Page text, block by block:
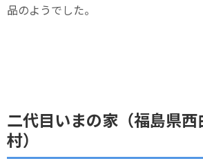
品のようでした。
二代目いまの家（福島県
村）